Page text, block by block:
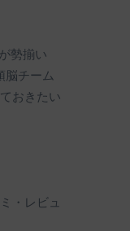
勢揃い
脳チーム
おきたい
・レビュ